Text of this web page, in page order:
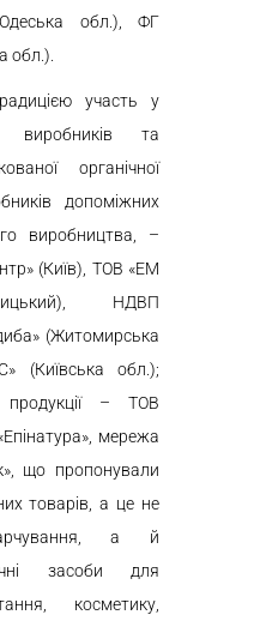
обл.), ФГ
обл.).
участь у
та
органічної
допоміжних
виробництва, –
(Київ), ТОВ «ЕМ
НДВП
(Житомирська
(Київська обл.);
продукції – ТОВ
мережа
що пропонували
товарів, а це не
а й
засоби для
косметику,